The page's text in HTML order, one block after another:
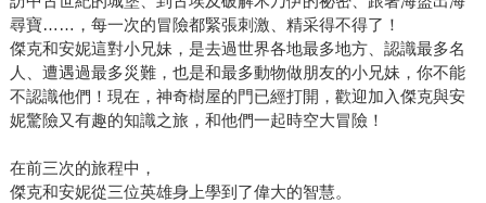
尋寶……，每一次的冒險都緊張刺激、精采得不得了！
傑克和安妮這對小兄妹，是去過世界各地最多地方、認識最多名
人、遭遇過最多災難，也是和最多動物做朋友的小兄妹，你不能
不認識他們！現在，神奇樹屋的門已經打開，歡迎加入傑克與安
妮驚險又有趣的知識之旅，和他們一起時空大冒險！
在前三次的旅程中，
傑克和安妮從三位英雄身上學到了偉大的智慧。